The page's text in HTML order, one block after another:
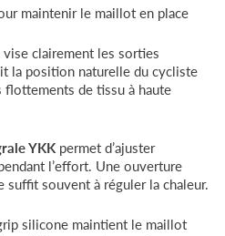
maintenir le maillot en place
vise clairement les sorties
la position naturelle du cycliste
de tissu à haute
YKK permet d’ajuster
l’effort. Une ouverture
suffit souvent à réguler la chaleur.
silicone maintient le maillot